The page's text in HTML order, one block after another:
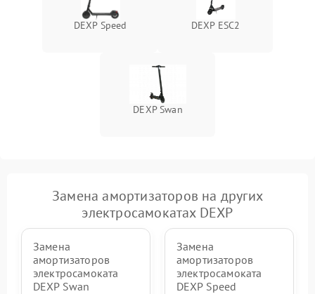
DEXP Speed DEXP ESC2
DEXP Swan
Замена амортизаторов на других
электросамокатах DEXP
Замена
амортизаторов
электросамоката
DEXP Swan
Замена
амортизаторов
электросамоката
DEXP Speed